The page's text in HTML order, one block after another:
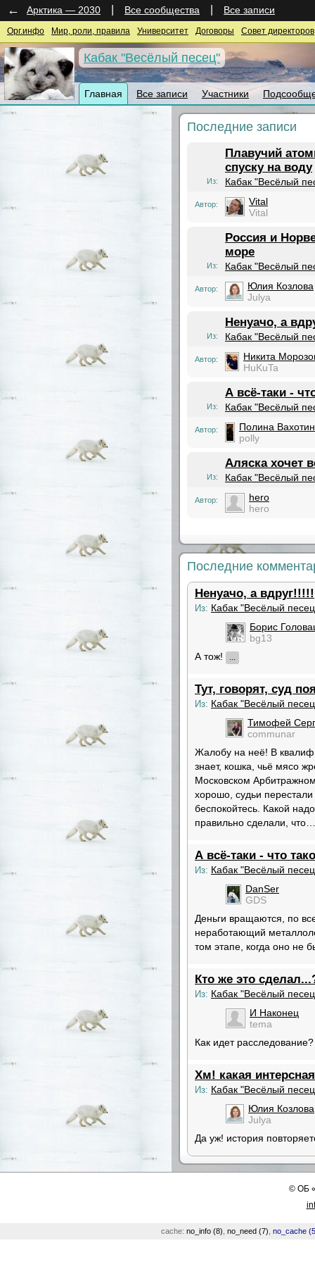
← Арктика — 2030 Все сообщества Все записи
Орг.инфо Мир, роли, правила Университет Договоры Совет директоров
Кабак "Весёлый песец"
Главная Все записи Участники
Последние записи
Плавучий
спуску на воду
Из: Кабак "Весёлый
Автор:
Vital
Vital
Россия и
море
Из: Кабак "Весёлый
Автор:
Юлия Козлова
Julya
Ненуачо, а
Из: Кабак "Весёлый
Автор:
Никита
HuKuTa
А всё-таки -
Из: Кабак "Весёлый
Автор:
Полина
polly
Аляска хочет
Из: Кабак "Весёлый
Автор:
hero
hero
Последние
Ненуачо, а вдруг!!!!!
Из: Кабак "Весёлый
Борис
bg13
А тож!
...
Тут, говорят, суд
Из: Кабак "Весёлый
Тимофей
communar
Жалобу на неё! В
знает, кошка, чьё мясо
Московском
хорошо, судьи
беспокойтесь. Какой
правильно сделали, что…
А всё-таки - что
Из: Кабак "Весёлый
DanSer
GDS
Деньги вращаются, по
неработающий
том этапе, когда оно не
Кто же это
Из: Кабак "Весёлый
И Наконец
tema
Как идет расследование?
Хм! какая
Из: Кабак "Весёлый
Юлия Козлова
Julya
Да уж! история
©ОБ
cache: no_info (8) no_need (7) no_cache